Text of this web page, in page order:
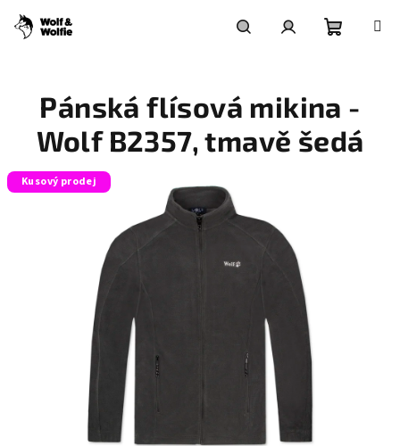
obsah
košík
Pánská flísová mikina -
Wolf B2357, tmavě šedá
Kusový prodej